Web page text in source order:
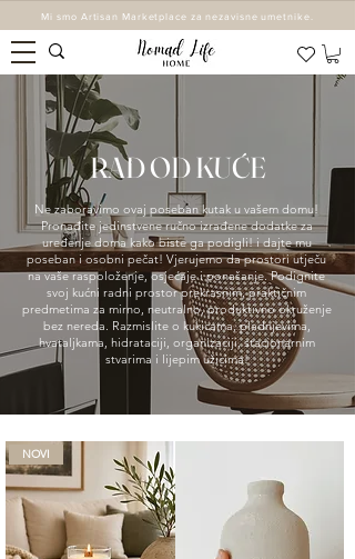
Mi smo Artisan Marketplace za nezavisne umetnike.
RAD OD KUĆE
Ne zaboravimo ovaj poseban kutak u vašem domu!
Pronađite jedinstvene ručno izrađene dodatke za
uređenje doma kako biste ga podigli! i dajte mu
poseban i osobni pečat! Vjerujemo da prostori utječu
na vaše raspoloženje, osjećaje i ponašanje. Podignite
svoj kućni radni prostor prekrasnim, praktičnim
predmetima za mirno, neutralno, produktivno okruženje
bez nereda. Razmislite o kukicama, pladnjevima,
hvataljkama, hidrataciji, organizaciji, stacionarnim
stvarima i lijepim užicima!
NOVI